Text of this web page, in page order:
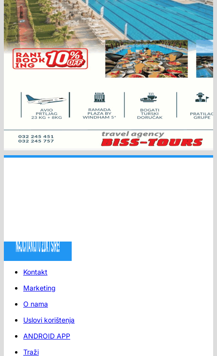
Kontakt
Marketing
O nama
Uslovi korištenja
ANDROID APP
Traži